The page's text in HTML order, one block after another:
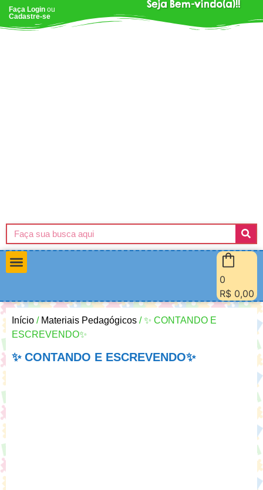
Faça Login ou
Cadastre-se
Seja Bem-vindo(a)!!
0
R$ 0,00
Início / Materiais Pedagógicos / ✨ CONTANDO E
ESCREVENDO✨
✨ CONTANDO E ESCREVENDO✨